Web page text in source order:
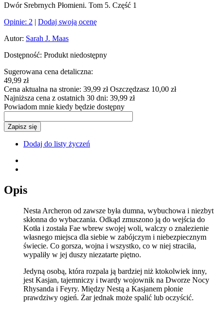
Dwór Srebrnych Płomieni. Tom 5. Część 1
Opinie: 2 | Dodaj swoją ocenę
Autor: Sarah J. Maas
Dostępność: Produkt niedostępny
Sugerowana cena detaliczna:
49,99 zł
Cena aktualna na stronie: 39,99 złOszczędzasz 10,00 zł
Najniższa cena z ostatnich 30 dni: 39,99 zł
Powiadom mnie kiedy będzie dostępny
Zapisz się
Dodaj do listy życzeń
Opis
Nesta Archeron od zawsze była dumna, wybuchowa i niezbyt
skłonna do wybaczania. Odkąd zmuszono ją do wejścia do
Kotła i została Fae wbrew swojej woli, walczy o znalezienie
własnego miejsca dla siebie w zabójczym i niebezpiecznym
świecie. Co gorsza, wojna i wszystko, co w niej straciła,
wypaliły w jej duszy niezatarte piętno.
Jedyną osobą, która rozpala ją bardziej niż ktokolwiek inny,
jest Kasjan, tajemniczy i twardy wojownik na Dworze Nocy
Rhysanda i Feyry. Między Nestą a Kasjanem płonie
prawdziwy ogień. Żar jednak może spalić lub oczyścić.